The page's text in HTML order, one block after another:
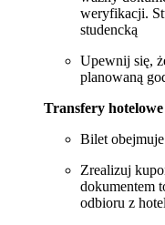
weryfikacji.
studencką
Upewnij się,
planowaną
Transfery hotelowe
Bilet
Zrealizuj
dokumentem
odbioru z